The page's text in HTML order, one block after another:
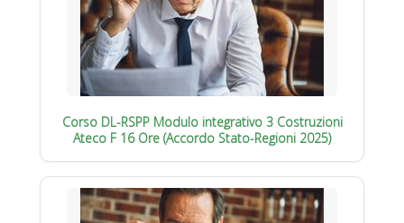
Corso DL-RSPP Modulo integrativo 3 Costruzioni
Ateco F 16 Ore (Accordo Stato-Regioni 2025)